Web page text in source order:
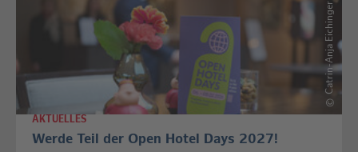
©
Catrin-Anja Eichinger
AKTUELLES
Werde Teil der Open Hotel Days 2027!